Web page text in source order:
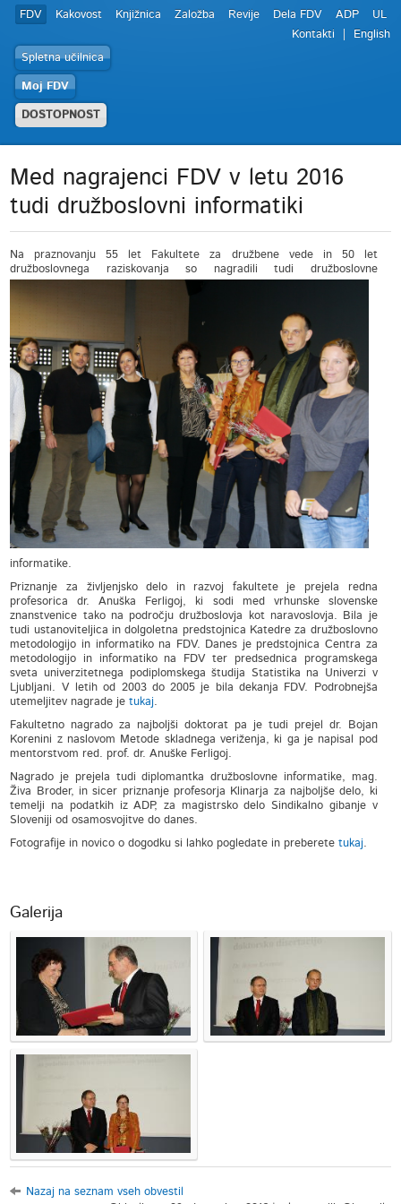
FDV Kakovost Knjižnica Založba Revije Dela FDV ADP
UL
Kontakti
English
Spletna učilnica
Moj FDV
DOSTOPNOST
Med nagrajenci FDV v letu 2016
tudi družboslovni informatiki
Na praznovanju 55 let Fakultete za družbene vede in 50 let
družboslovnega raziskovanja so nagradili tudi družboslovne
informatike.
Priznanje za življenjsko delo in razvoj fakultete je prejela redna
profesorica dr. Anuška Ferligoj, ki sodi med vrhunske slovenske
znanstvenice tako na področju družboslovja kot naravoslovja. Bila je
tudi ustanoviteljica in dolgoletna predstojnica Katedre za družboslovno
metodologijo in informatiko na FDV. Danes je predstojnica Centra za
metodologijo in informatiko na FDV ter predsednica programskega
sveta univerzitetnega podiplomskega študija Statistika na Univerzi v
Ljubljani. V letih od 2003 do 2005 je bila dekanja FDV. Podrobnejša
utemeljitev nagrade jetukaj.
Fakultetno nagrado za najboljši doktorat pa je tudi prejel dr. Bojan
Korenini z naslovom Metode skladnega veriženja, ki ga je napisal pod
mentorstvom red. prof. dr. Anuške Ferligoj.
Nagrado je prejela tudi diplomantka družboslovne informatike, mag.
Živa Broder, in sicer priznanje profesorja Klinarja za najboljše delo, ki
temelji na podatkih iz ADP, za magistrsko delo Sindikalno gibanje v
Sloveniji od osamosvojitve do danes.
Fotografije in novico o dogodku si lahko pogledate in preberetetukaj.
Galerija
Nazaj na seznam vseh obvestil